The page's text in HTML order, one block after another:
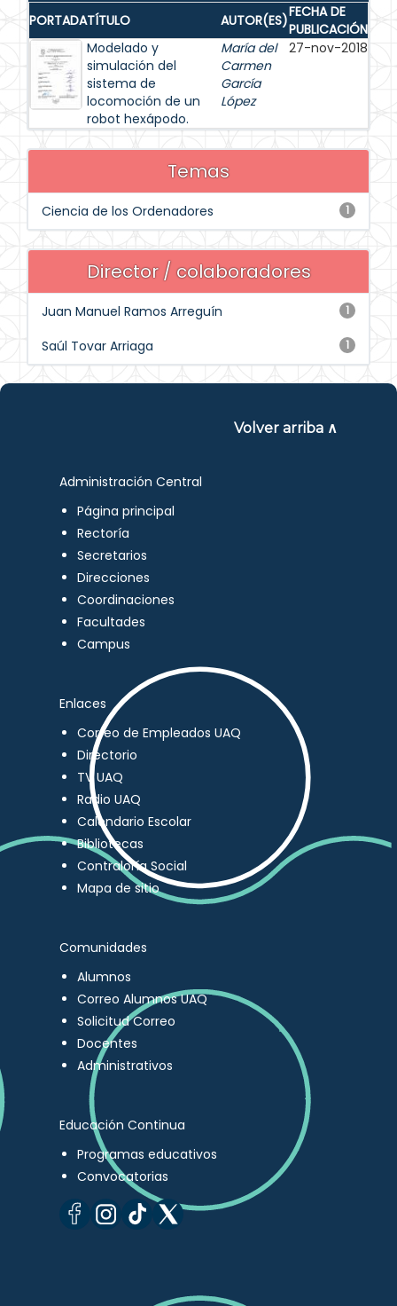
PORTADATÍTULO AUTOR(ES)FECHA DE
PUBLICACIÓN
Modelado y
simulación del
sistema de
locomoción de un
robot hexápodo.
María del
Carmen
García
López
27-nov-2018
Temas
1
Ciencia de los Ordenadores
Director / colaboradores
1
Juan Manuel Ramos Arreguín
1
Saúl Tovar Arriaga
Volver arriba ∧
Administración Central
Página principal
Rectoría
Secretarios
Direcciones
Coordinaciones
Facultades
Campus
Enlaces
Correo de Empleados UAQ
Directorio
TV UAQ
Radio UAQ
Calendario Escolar
Bibliotecas
Contraloría Social
Mapa de sitio
Comunidades
Alumnos
Correo Alumnos UAQ
Solicitud Correo
Docentes
Administrativos
Educación Continua
Programas educativos
Convocatorias